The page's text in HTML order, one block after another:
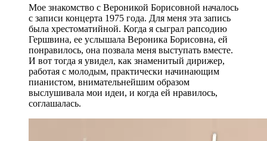
Мое знакомство с Вероникой Борисовной началось
с записи концерта 1975 года. Для меня эта запись
была хрестоматийной. Когда я сыграл рапсодию
Гершвина, ее услышала Вероника Борисовна, ей
понравилось, она позвала меня выступать вместе.
И вот тогда я увидел, как знаменитый дирижер,
работая с молодым, практически начинающим
пианистом, внимательнейшим образом
выслушивала мои идеи, и когда ей нравилось,
соглашалась.